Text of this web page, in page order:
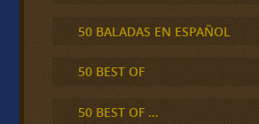
50 BALADAS EN ESPAÑOL
50 BEST OF
50 BEST OF …